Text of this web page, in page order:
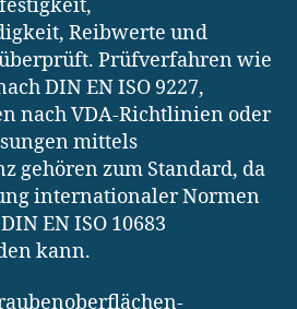
Reibwerte und
Prüfverfahren wie
DIN EN ISO 9227,
nach VDA-Richtlinien oder
mittels
gehören zum Standard, da
internationaler Normen
EN ISO 10683
kann.